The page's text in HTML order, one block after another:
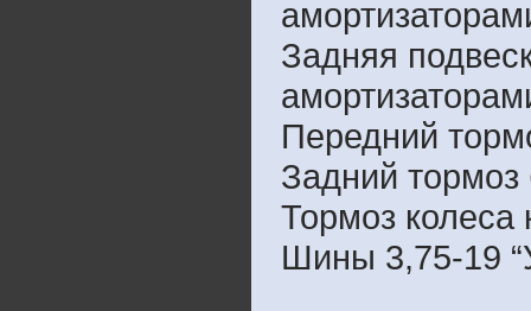
Задняя
Передний
Задний
Тормоз колеса
Шины 3,75-19